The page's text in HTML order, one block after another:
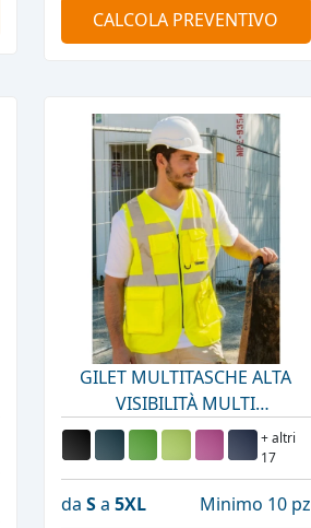
CALCOLA PREVENTIVO
GILET MULTITASCHE ALTA
VISIBILITÀ MULTI
FUNCTIONAL VEST 'BERLIN'
+ altri
17
da Sa 5XL Minimo 10 pz